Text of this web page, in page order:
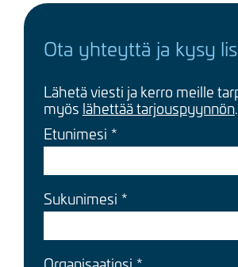
Ota yhteyttä ja kysy
Lähetä viesti ja kerro meille
myös lähettää tarjouspyynnön.
Etunimesi
Sukunimesi